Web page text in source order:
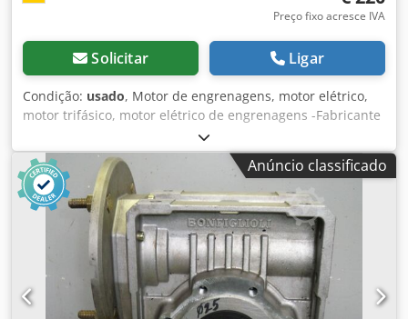
Preço fixo acresce IVA
Solicitar Ligar
Condição: usado, Motor de engrenagens, motor elétrico,
motor trifásico, motor elétrico de engrenagens -Fabricante
do redutor: Bonfiglioli tipo MVF 63/P -Velocidades: aprox.
29 rpm i= 45 Dedpsrkp Nfjfx Aggjck -Fabricante do motor:
Lafert tipo AFS 63/4 -Potência: 0,22 kW / 1307 rpm -Design:
ângulo B14 -Eixo: Ø 25 x 80 mm -Classe de proteção: IP 54 -
Dimensões: 390/265/H195 mm -Peso: 13 kg
Anúncio classificado